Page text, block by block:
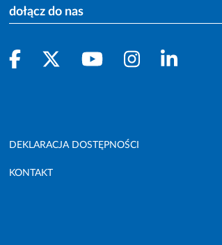
dołącz do nas
DEKLARACJA DOSTĘPNOŚCI
KONTAKT